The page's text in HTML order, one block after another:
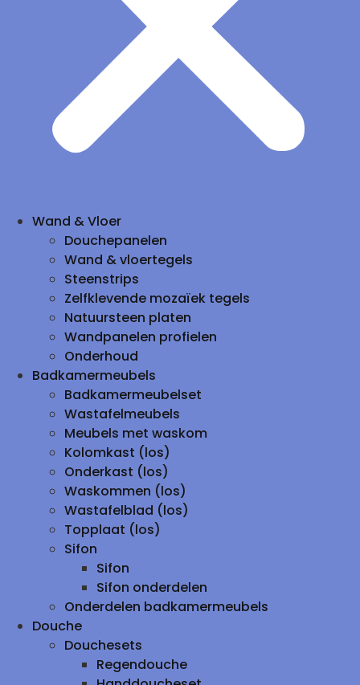
Wand & Vloer
Douchepanelen
Wand & vloertegels
Steenstrips
Zelfklevende mozaïek tegels
Natuursteen platen
Wandpanelen profielen
Onderhoud
Badkamermeubels
Badkamermeubelset
Wastafelmeubels
Meubels met waskom
Kolomkast (los)
Onderkast (los)
Waskommen (los)
Wastafelblad (los)
Topplaat (los)
Sifon
Sifon
Sifon onderdelen
Onderdelen badkamermeubels
Douche
Douchesets
Regendouche